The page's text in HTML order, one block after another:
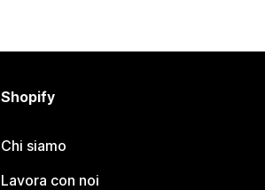
Shopify
Chi siamo
Lavora con noi